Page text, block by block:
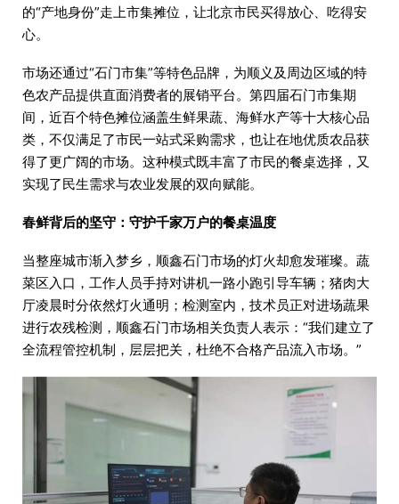
的“产地身份”走上市集摊位，让北京市民买得放心、吃得安
心。
市场还通过“石门市集”等特色品牌，为顺义及周边区域的特
色农产品提供直面消费者的展销平台。第四届石门市集期
间，近百个特色摊位涵盖生鲜果蔬、海鲜水产等十大核心品
类，不仅满足了市民一站式采购需求，也让在地优质农品获
得了更广阔的市场。这种模式既丰富了市民的餐桌选择，又
实现了民生需求与农业发展的双向赋能。
春鲜背后的坚守：守护千家万户的餐桌温度
当整座城市渐入梦乡，顺鑫石门市场的灯火却愈发璀璨。蔬
菜区入口，工作人员手持对讲机一路小跑引导车辆；猪肉大
厅凌晨时分依然灯火通明；检测室内，技术员正对进场蔬果
进行农残检测，顺鑫石门市场相关负责人表示：“我们建立了
全流程管控机制，层层把关，杜绝不合格产品流入市场。”